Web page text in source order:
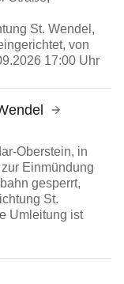
St. Wendel,
von
17:00 Uhr
Oberstein, in
Einmündung
gesperrt,
St.
Umleitung ist